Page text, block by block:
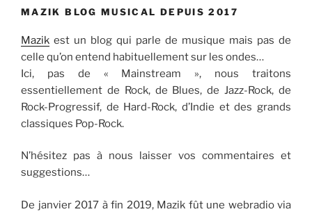
MAZIK BLOG MUSICAL DEPUIS 2017
Mazik est un blog qui parle de musique mais pas de
celle qu’on entend habituellement sur les ondes…
Ici, pas de « Mainstream », nous traitons
essentiellement de Rock, de Blues, de Jazz-Rock, de
Rock-Progressif, de Hard-Rock, d’Indie et des grands
classiques Pop-Rock.
N’hésitez pas à nous laisser vos commentaires et
suggestions…
De janvier 2017 à fin 2019, Mazik fût une webradio via